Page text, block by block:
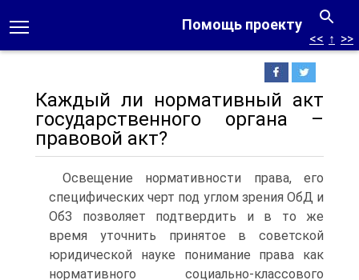
Помощь проекту
<< ↑ >>
Каждый ли нормативный акт
государственного органа –
правовой акт?
Освещение нормативности права, его
специфических черт под углом зрения ОбД и
ОбЗ позволяет подтвердить и в то же
время уточнить принятое в советской
юридической науке понимание права как
нормативного социально-классового